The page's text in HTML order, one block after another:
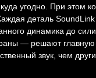
угодно. При этом
деталь
динамика до
— решают главную
звук, чем